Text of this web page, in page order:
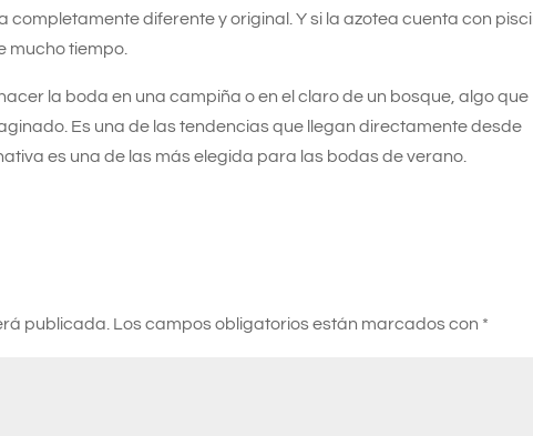
completamente diferente y original. Y si la azotea cuenta con
mucho tiempo.
la boda en una campiña o en el claro de un bosque, algo que
Es una de las tendencias que llegan directamente desde
es una de las más elegida para las bodas de verano.
publicada. Los campos obligatorios están marcados con *